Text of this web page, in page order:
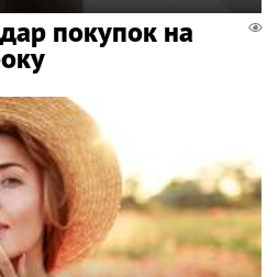
покупок на